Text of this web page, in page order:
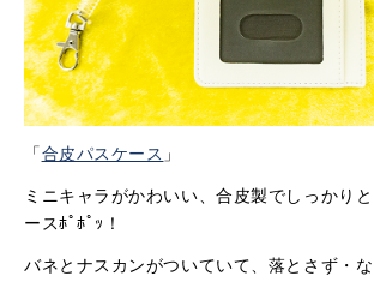
「合皮パスケース 」
ミニキャラがかわいい、合皮製でしっかり
ースﾎﾟﾎﾟｯ！
バネとナスカンがついていて、落とさず・